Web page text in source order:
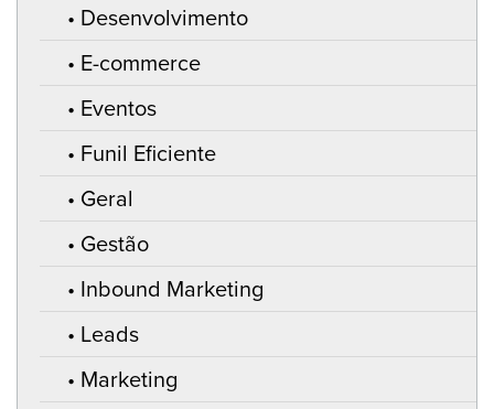
Desenvolvimento
E-commerce
Eventos
Funil Eficiente
Geral
Gestão
Inbound Marketing
Leads
Marketing